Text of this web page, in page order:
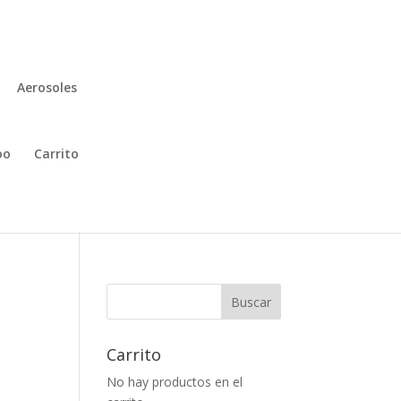
Aerosoles
Carrito
Buscar
Carrito
No hay productos en el